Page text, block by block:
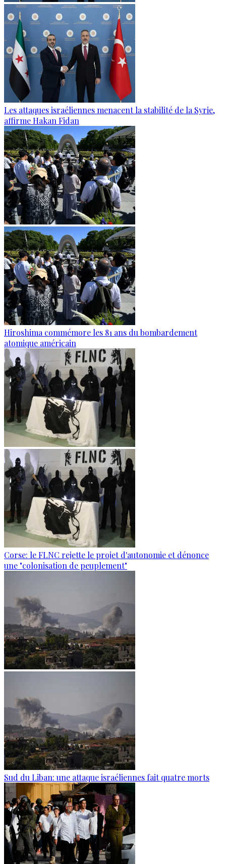
Les attaques israéliennes menacent la stabilité de la Syrie,
affirme Hakan Fidan
Hiroshima commémore les 81 ans du bombardement
atomique américain
Corse: le FLNC rejette le projet d'autonomie et dénonce
une "colonisation de peuplement"
Sud du Liban: une attaque israéliennes fait quatre morts